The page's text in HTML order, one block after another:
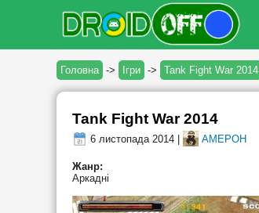
Головна -> Ігри -> Tank Fight War 2014
Tank Fight War 2014
6 листопада 2014 | AMEPOH
Жанр:
Аркадні